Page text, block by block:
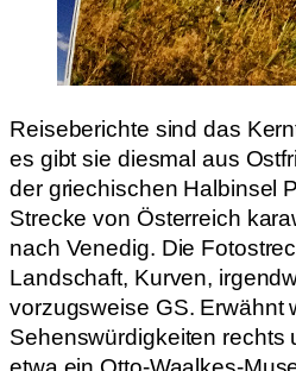
Reiseberichte sind das
es gibt sie diesmal aus
der griechischen Halbinsel
Strecke von Österreich
nach Venedig. Die
Landschaft, Kurven,
vorzugsweise GS. Erwähnt
Sehenswürdigkeiten rechts